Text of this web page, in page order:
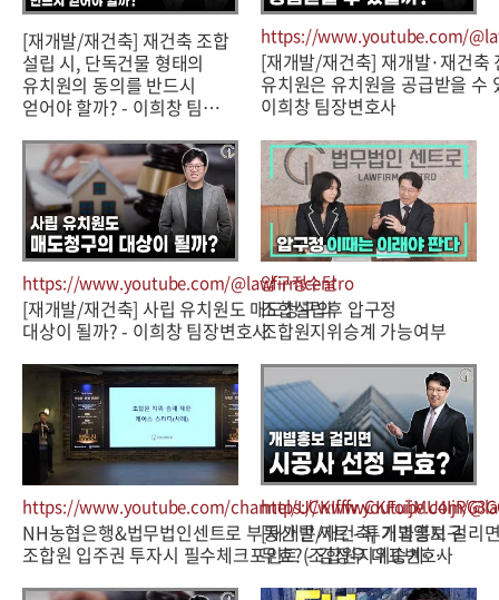
[재개발/재건축] 재건축 조합
설립 시, 단독건물 형태의
유치원의 동의를 반드시
얻어야 할까? - 이희창 팀…
https://www.youtube.com/
[재개발/재건축] 재개발·재건축
유치원은 유치원을 공급받을 수
이희창 팀장변호사
https://www.youtube.com/@lawfirmcentro
[재개발/재건축] 사립 유치원도 매도청구의
대상이 될까? - 이희창 팀장변호사
압구정수달
조합설립후 압구정
조합원지위승계 가능여부
https://www.youtube.com/channel/
NH농협은행&법무법인센트로 부동산 콘서트 - 투기과열지구
조합원 입주권 투자시 필수체크포인트 (조합원지위승계…
https://www.youtube.com/
[재개발/재건축] 개별홍보 걸리
무효? - 김정우 대표변호사